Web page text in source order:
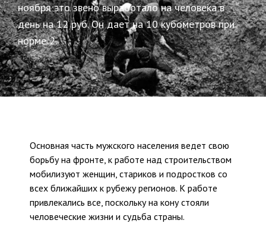
ноября это звено выработало на человека в
день на 12 руб.Он дает на 10 кубометров при
норме 2.
Основная часть мужского населения ведет свою
борьбу на фронте, к работе над строительством
мобилизуют женщин, стариков и подростков со
всех ближайших к рубежу регионов. К работе
привлекались все, поскольку на кону стояли
человеческие жизни и судьба страны.